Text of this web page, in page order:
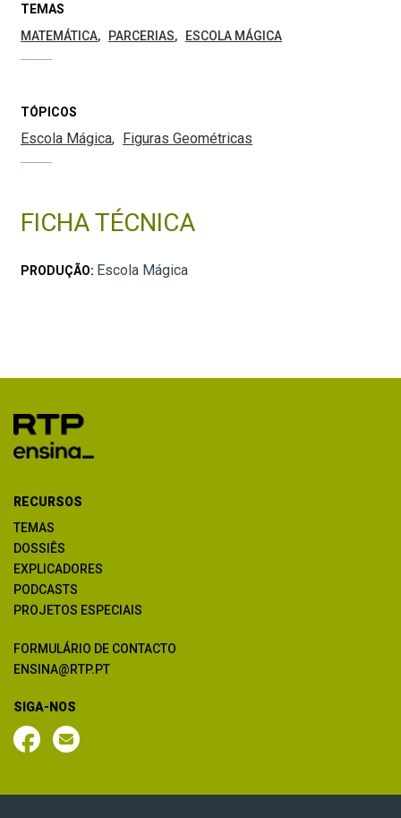
TEMAS
MATEMÁTICA
PARCERIAS ESCOLA MÁGICA
TÓPICOS
Escola Mágica Figuras Geométricas
FICHA TÉCNICA
PRODUÇÃO: Escola Mágica
RECURSOS
TEMAS
DOSSIÊS
EXPLICADORES
PODCASTS
PROJETOS ESPECIAIS
FORMULÁRIO DE CONTACTO
ENSINA@RTP.PT
SIGA-NOS